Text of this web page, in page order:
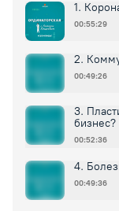
1.
00:55:29
2.
00:49:26
3.
бизнес?
00:52:36
4.
00:49:36